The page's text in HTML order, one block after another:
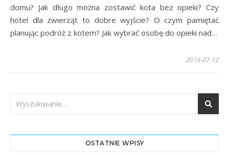
domu? Jak długo można zostawić kota bez opieki? Czy
hotel dla zwierząt to dobre wyjście? O czym pamiętać
planując podróż z kotem? Jak wybrać osobę do opieki nad…
2018-07-12
OSTATNIE WPISY